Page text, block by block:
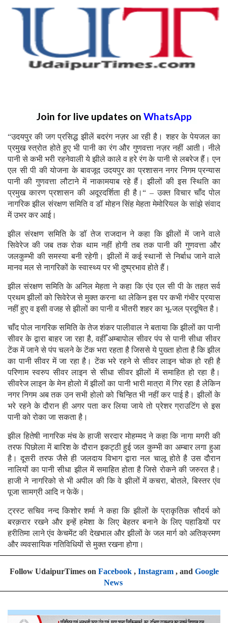
Join for live updates on WhatsApp
“उदयपुर की जग प्रसिद्ध झीलें बदरंग नज़र आ रही है। शहर के पेयजल का
प्रमुख स्त्रोत होते हुए भी पानी का रंग और गुणवत्ता नज़र नहीं आती। नीले
पानी से कभी भरी रहनेवाली ये झीले काले व हरे रंग के पानी से लबरेज हैं। एन
एल सी पी की योजना के बावजूद उदयपुर का प्रशासन नगर निगम प्रन्यास
पानी की गुणवत्ता लौटाने में नाकामयाब रहे हैं। झीलों की इस स्थिति का
प्रमुख कारण प्रशासन की अदूरदर्शिता ही है।“ – उक्त विचार चाँद पोल
नागरिक झील संरक्षण समिति व डॉ मोहन सिंह मेहता मेमोरियल के सांझे संवाद
में उभर कर आई।
झील संरक्षण समिति के डॉ तेज राजदान ने कहा कि झीलों में जाने वाले
सिवेरेज की जब तक रोक थाम नहीं होगी तब तक पानी की गुणवत्ता और
जलकुम्भी की समस्या बनी रहेगी। झीलों में कई स्थानों से निर्बाध जाने वाले
मानव मल से नागरिकों के स्वास्थ्य पर भी दुष्प्रभाव होते हैं।
झील संरक्षण समिति के अनिल मेहता ने कहा कि एंव एल सी पी के तहत सर्व
प्रथम झीलों को सिवेरेज से मुक्त करना था लेकिन इस पर कभी गंभीर प्रयास
नहीं हुए व इसी वजह से झीलों का पानी व भीतरी शहर का भू-जल प्रदूषित है।
चाँद पोल नागरिक समिति के तेज शंकर पालीवाल ने बताया कि झीलों का पानी
सीवर के द्वारा बाहर जा रहा है, वहीँ अम्बापोल सीवर पंप से पानी सीधा सीवर
टेंक में जाने से पंप चलने के टेंक भरा रहता है जिससे ये पुख्ता होता है कि झील
का पानी सीवर में जा रहा है। टेंक भरे रहने से सीवर लाइन चोक हो रही है
परिणाम स्वरुप सीवर लाइन से सीधा सीवर झीलों में समाहित हो रहा है।
सीवरेज लाइन के मेन होलो में झीलों का पानी भारी मात्रा में गिर रहा है लेकिन
नगर निगम अब तक उन सभी होलो को चिन्हित भी नहीं कर पाई है। झीलों के
भरे रहने के दौरान ही अगर पता कर लिया जाये तो प्रेशर ग्राउटिंग से इस
पानी को रोका जा सकता है।
झील हितेषी नागरिक मंच के हाजी सरदार मोहम्मद ने कहा कि नागा मगरी की
तरफ पिछोला में बारिश के दौरान इकट्ठी हुई जल कुम्भी का अम्बार लगा हुआ
है। दूसरी तरफ जैसे ही जलदाय विभाग द्वारा नल चालू होते है उस दौरान
नालियों का पानी सीधा झील में समाहित होता है जिसे रोकने की जरुरत है।
हाजी ने नागरिको से भी अपील की कि वे झीलों में कचरा, बोतले, बिस्तर एंव
पूजा सामग्री आदि न फेकें।
ट्रस्ट सचिव नन्द किशोर शर्मा ने कहा कि झीलों के प्राकृतिक सौदर्य को
बरक़रार रखने और इन्हें हमेशा के लिए बेहतर बनाने के लिए पहाडियों पर
हरीतिमा लाने एंव केचमेंट की देखभाल और झीलों के जल मार्ग को अतिक्रमण
और व्यवसायिक गतिविधियों से मुक्त रखना होगा।
Follow UdaipurTimes on Facebook, Instagram, and Google
News